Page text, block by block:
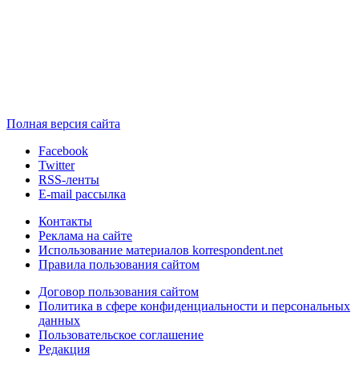
Полная версия сайта
Facebook
Twitter
RSS-ленты
E-mail рассылка
Контакты
Реклама на сайте
Использование материалов korrespondent.net
Правила пользования сайтом
Договор пользования сайтом
Политика в сфере конфиденциальности и персональных
данных
Пользовательское соглашение
Редакция